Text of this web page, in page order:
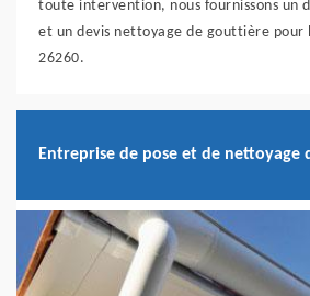
toute intervention, nous fournissons un
et un devis nettoyage de gouttière pour
26260.
Entreprise de pose et de nettoyage